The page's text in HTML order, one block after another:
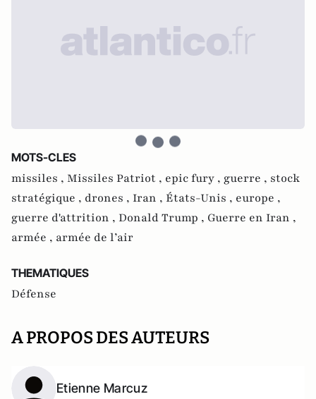
MOTS-CLES
missiles , Missiles Patriot , epic fury , guerre , stock
stratégique , drones , Iran , États-Unis , europe ,
guerre d'attrition , Donald Trump , Guerre en Iran ,
armée , armée de l’air
THEMATIQUES
Défense
A PROPOS DES AUTEURS
Etienne Marcuz